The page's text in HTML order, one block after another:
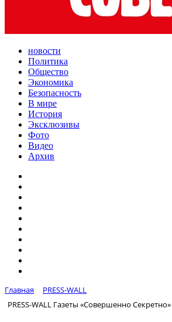
новости
Политика
Общество
Экономика
Безопасность
В мире
История
Эксклюзивы
Фото
Видео
Архив
Главная
PRESS-WALL
PRESS-WALL Газеты «Совершенно Секретно»